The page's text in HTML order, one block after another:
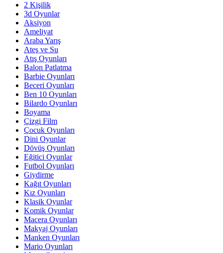
2 Kişilik
3d Oyunlar
Aksiyon
Ameliyat
Araba Yarış
Ateş ve Su
Atış Oyunları
Balon Patlatma
Barbie Oyunları
Beceri Oyunları
Ben 10 Oyunları
Bilardo Oyunları
Boyama
Çizgi Film
Çocuk Oyunları
Dini Oyunlar
Dövüş Oyunları
Eğitici Oyunlar
Futbol Oyunları
Giydirme
Kağıt Oyunları
Kız Oyunları
Klasik Oyunlar
Komik Oyunlar
Macera Oyunları
Makyaj Oyunları
Manken Oyunları
Mario Oyunları